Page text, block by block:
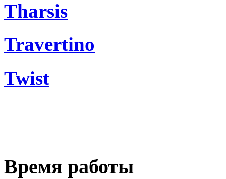
Tharsis
Travertino
Twist
Время работы